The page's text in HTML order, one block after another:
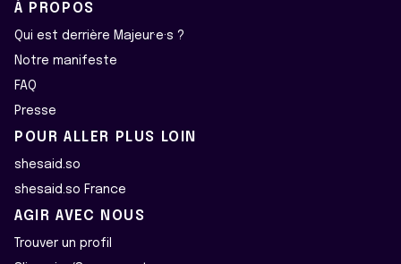
À PROPOS
Qui est derrière Majeur·e·s ?
Notre manifeste
FAQ
Presse
POUR ALLER PLUS LOIN
shesaid.so
shesaid.so France
AGIR AVEC NOUS
Trouver un profil